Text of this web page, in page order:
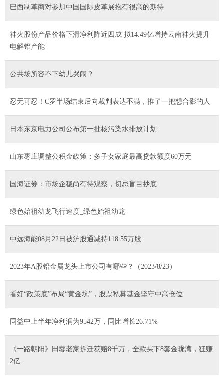
巴西制革商对参加中国国际皮革展抱有很高的期待
神火股份产品价格下滑净利降近四成 拟14.49亿增持云南神火提升
电解铝产能
公共场所容不下幼儿哭闹？
忍无可忍！C罗半场结束后向裁判表达不满，推了一把想合影的人
日本东京电力公司公布第一批核污染水排放计划
山东枣庄调整公积金政策：多子女家庭最高贷款额度60万元
国海证券：市场企稳尚有待观察，切忌盲目抄底
绿色始祖幼龙飞行速度_绿色始祖幼龙
中远海能08月22日被沪股通减持118.55万股
2023年A股铅金属龙头上市公司有哪些？（2023/8/23）
看好“政策底”布局“黄金坑”，股票私募基金坚守中高仓位
同益中上半年净利润为9542万，同比增长26.71%
《一路朝阳》田蓉老家拆迁获赔8千万，全款买下8套金珑湾，狂赚
2亿